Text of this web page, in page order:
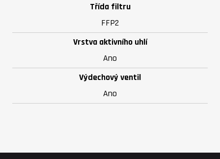
Třída filtru
FFP2
Vrstva aktivního uhlí
Ano
Výdechový ventil
Ano